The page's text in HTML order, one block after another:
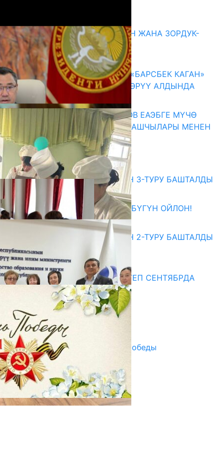
ГЕНДЕРДИК БАСМЫРЛООДОН ЖАНА ЗОРДУК-
ЗОМБУЛУКТАН КОРГОО
07.08.2026
КЫРГЫЗ ТАРЫХЫ ТАСМАДА: «БАРСБЕК КАГАН»
КӨРКӨМ ТАСМАСЫ ЖАРЫК КӨРҮҮ АЛДЫНДА
07.08.2026
ПРЕЗИДЕНТ САДЫР ЖАПАРОВ ЕАЭБГЕ МҮЧӨ
МАМЛЕКЕТТЕРДИН ӨКМӨТ БАШЧЫЛАРЫ МЕНЕН
ЖОЛУГУШТУ
07.08.2026
Абитуриент
ЖОЖДОРГО КАБЫЛ АЛУУНУН 3-ТУРУ БАШТАЛДЫ
27.07.2026
ӨЗҮҢДҮН КЕЛЕЧЕГИҢ ҮЧҮН БҮГҮН ОЙЛОН!
20.07.2026
ЖОЖДОРГО КАБЫЛ АЛУУНУН 2-ТУРУ БАШТАЛДЫ
20.07.2026
Медиа
СУЗАКТА 750 ОРУНДУУ МЕКТЕП СЕНТЯБРДА
ПАЙДАЛАНУУГА БЕРИЛЕТ
07.08.2025
Улуу Жеңиштин жандуу сөзү
29.04.2025
Награды в преддверии Дня Победы
29.04.2025